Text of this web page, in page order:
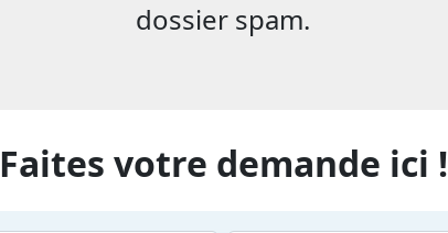
dossier spam.
Faites votre demande ici !